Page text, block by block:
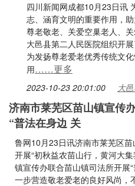
四川新闻网成都10月23日讯
志、涵育文明的重要作用，
尊老敬老、关爱空巢老人、
大邑县第二人民医院组织开
为发扬尊老爱老优秀传统文
用……更多
2023-10-23 20:01:00 大
济南市莱芜区苗山镇宣传
“普法在身边 关
鲁网10月23日讯济南市莱芜区
开展“初秋益农苗山行，黄河大
镇宣传办联合苗山镇司法所开展
一步营造敬老爱老的良好风尚，